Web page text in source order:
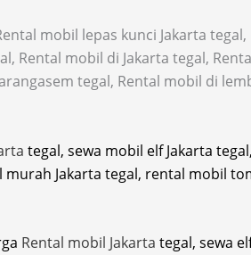
mobil lepas kunci Jakarta
Rental mobil di Jakarta tegal,
tegal, Rental mobil di
tegal, sewa mobil elf Jakarta
Jakarta tegal, rental mobil
Rental mobil Jakarta tegal, sewa